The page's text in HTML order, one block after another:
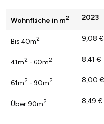
Wohnfläche in m2 2023
Bis 40m2 9,08 €
41m2 - 60m2 8,41 €
61m2 - 90m2 8,00 €
Über 90m2 8,49 €